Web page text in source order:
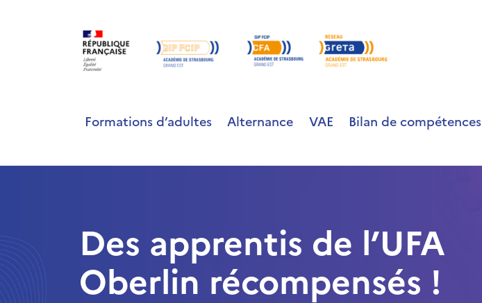
Formations d’adultes Alternance VAE Bilan de compétences
Des apprentis de l’UFA
Oberlin récompensés !